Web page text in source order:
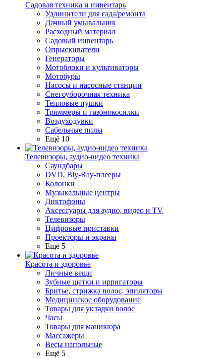
Садовая техника и инвентарь
Удлинители для сада/ремонта
Дачный умывальник
Расходный материал
Садовый инвентарь
Опрыскиватели
Генераторы
Мотоблоки и культиваторы
Мотобуры
Насосы и насосные станции
Снегоуборочная техника
Тепловые пушки
Триммеры и газонокосилки
Воздуходувки
Сабельные пилы
Ещё 10
Телевизоры, аудио-видео техника
Саундбары
DVD, Bly-Ray-плееры
Колонки
Музыкальные центры
Диктофоны
Аксессуары для аудио, видео и TV
Телевизоры
Цифровые приставки
Проекторы и экраны
Ещё 5
Красота и здоровье
Личные вещи
Зубные щетки и ирригаторы
Бритье, стрижка волос, эпиляторы
Медицинское оборудование
Товары для укладки волос
Часы
Товары для маникюра
Массажеры
Весы напольные
Ещё 5